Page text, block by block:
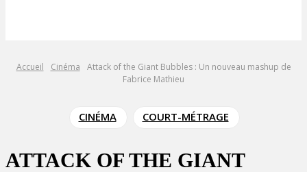
Accueil Cinéma
Attack of the Giant Bubbles : Un nouveau mashup de
Fabrice Mathieu
CINÉMA COURT-MÉTRAGE
ATTACK OF THE GIANT